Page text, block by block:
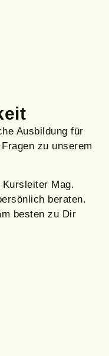
Ausbildung für
zu unserem
Mag.
beraten.
besten zu Dir